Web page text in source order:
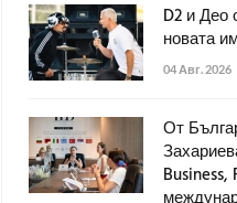
D2 и Део
новата
04 Авг. 2026
От
Business,